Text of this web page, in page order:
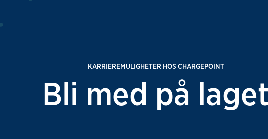
KARRIEREMULIGHETER HOS CHARGEPOINT
Bli med på laget